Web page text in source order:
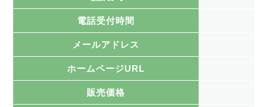
電話受付時間
メールアドレス
ホームページURL
販売価格